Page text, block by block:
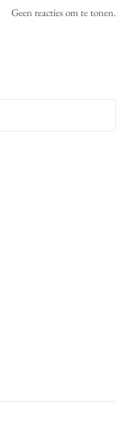
Geen reacties om te tonen.